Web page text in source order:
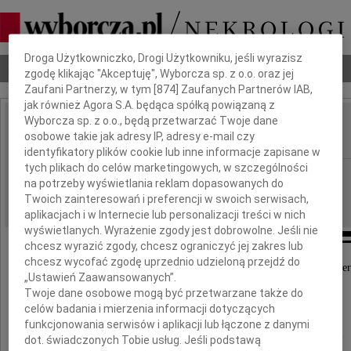
Nekrologi Odeszli Poradnik pogrzebowy
IMIĘ I NAZWISKO: Zygmunt Bauman
REGION: cała Polska
DATA EMISJI: 17.01.2017
Z głębokim żalem przyjęliśmy wiadomość o
prof. dr. hab.
Zygmunta Baumana
Dbamy o Twoją prywatność
Droga Użytkowniczko, Drogi Użytkowniku, jeśli wyrazisz
zgodę klikając "Akceptuję", Wyborcza sp. z o.o. oraz jej
Zaufani Partnerzy, w tym [874 ] Zaufanych Partnerów IAB,
jak również Agora S.A. będąca spółką powiązaną z
Wyborcza sp. z o.o., będą przetwarzać Twoje dane
osobowe takie jak adresy IP, adresy e-mail czy
identyfikatory plików cookie lub inne informacje zapisane w
tych plikach do celów marketingowych, w szczególności
na potrzeby wyświetlania reklam dopasowanych do
Twoich zainteresowań i preferencji w swoich serwisach,
aplikacjach i w Internecie lub personalizacji treści w nich
wyświetlanych. Wyrażenie zgody jest dobrowolne. Jeśli nie
chcesz wyrazić zgody, chcesz ograniczyć jej zakres lub
chcesz wycofać zgodę uprzednio udzieloną przejdź do
„Ustawień Zaawansowanych”.
Twoje dane osobowe mogą być przetwarzane także do
celów badania i mierzenia informacji dotyczących
funkcjonowania serwisów i aplikacji lub łączone z danymi
dot. świadczonych Tobie usług. Jeśli podstawą